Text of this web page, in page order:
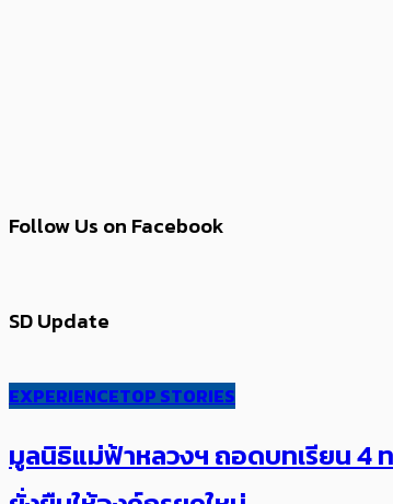
Follow Us on Facebook
SD Update
EXPERIENCETOP STORIES
มูลนิธิแม่ฟ้าหลวงฯ ถอดบทเรียน 4